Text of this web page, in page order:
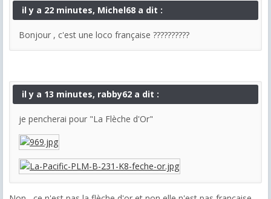
il y a 22 minutes, Michel68 a dit :
Bonjour , c'est une loco française ??????????
il y a 13 minutes, rabby62 a dit :
je pencherai pour "La Flèche d'Or"